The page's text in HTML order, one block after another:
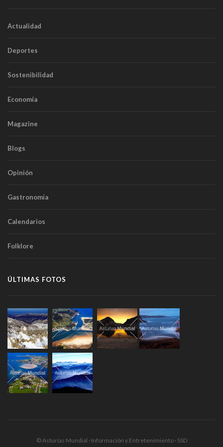
Actualidad
Deportes
Sostenibilidad
Economía
Magazine
Blogs
Opinión
Gastronomía
Calendarios
Folklore
ÚLTIMAS FOTOS
© Asturias Mundial · Información y Entretenimiento · SSD